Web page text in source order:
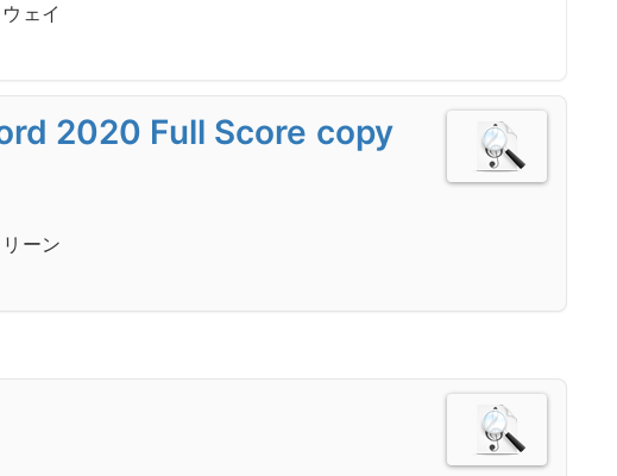
ェイ
2020 Full Score copy
ーン